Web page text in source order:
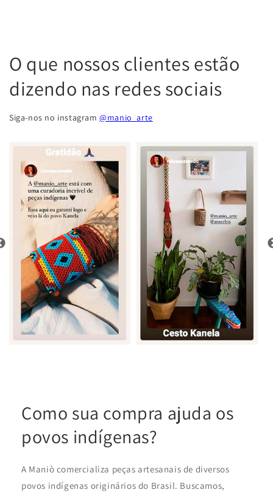
O que nossos clientes estão
dizendo nas redes sociais
Siga-nos no instagram@manio_arte
Como sua compra ajuda os
povos indígenas?
A Maniò comercializa peças artesanais de diversos
povos indígenas originários do Brasil. Buscamos,